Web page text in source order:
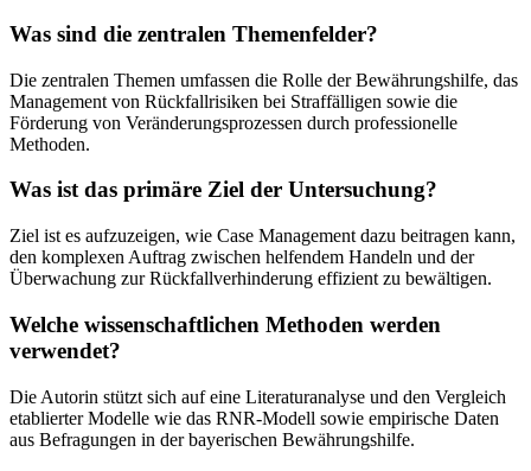
Was sind die zentralen Themenfelder?
Die zentralen Themen umfassen die Rolle der Bewährungshilfe, das
Management von Rückfallrisiken bei Straffälligen sowie die
Förderung von Veränderungsprozessen durch professionelle
Methoden.
Was ist das primäre Ziel der Untersuchung?
Ziel ist es aufzuzeigen, wie Case Management dazu beitragen kann,
den komplexen Auftrag zwischen helfendem Handeln und der
Überwachung zur Rückfallverhinderung effizient zu bewältigen.
Welche wissenschaftlichen Methoden werden
verwendet?
Die Autorin stützt sich auf eine Literaturanalyse und den Vergleich
etablierter Modelle wie das RNR-Modell sowie empirische Daten
aus Befragungen in der bayerischen Bewährungshilfe.